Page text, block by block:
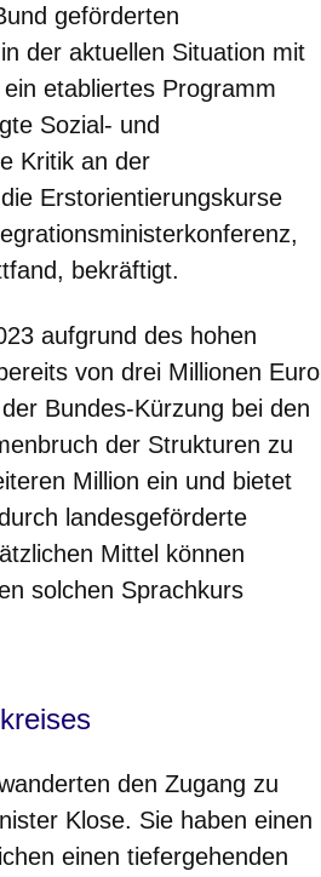
geförderten
der aktuellen Situation mit
etabliertes Programm
Sozial- und
Kritik an der
Erstorientierungskurse
bekräftigt.
aufgrund des hohen
von drei Millionen Euro
Bundes-Kürzung bei den
der Strukturen zu
Million ein und bietet
landesgeförderte
Mittel können
solchen Sprachkurs
den Zugang zu
Klose. Sie haben einen
einen tiefergehenden